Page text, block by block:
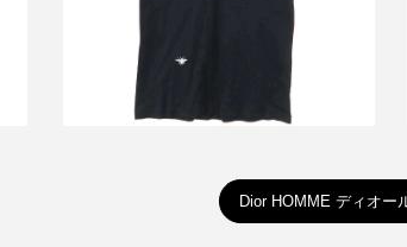
Dior HOMME ディオー